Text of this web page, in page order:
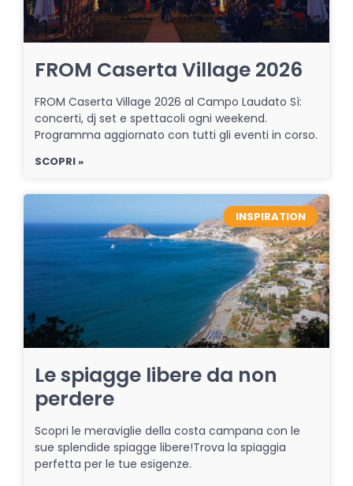
FROM Caserta Village 2026
FROM Caserta Village 2026 al Campo Laudato Sì:
concerti, dj set e spettacoli ogni weekend.
Programma aggiornato con tutti gli eventi in corso.
SCOPRI »
INSPIRATION
Le spiagge libere da non
perdere
Scopri le meraviglie della costa campana con le
sue splendide spiagge libere!Trova la spiaggia
perfetta per le tue esigenze.